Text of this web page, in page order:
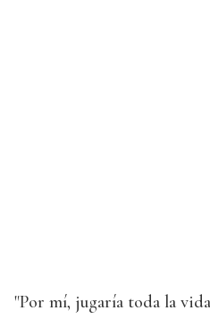
"Por mí, jugaría toda la